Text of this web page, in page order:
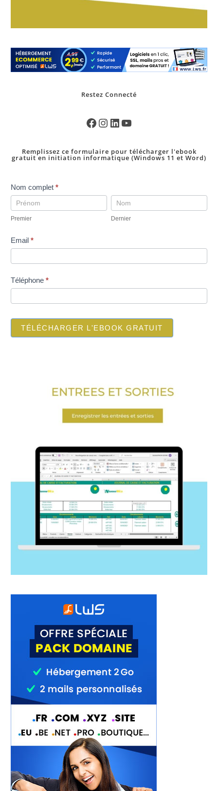
Restez Connecté
Remplissez ce formulaire pour télécharger l'ebook
gratuit en initiation informatique (Windows 11 et Word)
pop
up
telechargement
ebookINI-
Nom complet*
Premier
Premier
Dernier
Dernier
Email*
Téléphone*
TÉLÉCHARGER L'EBOOK GRATUIT